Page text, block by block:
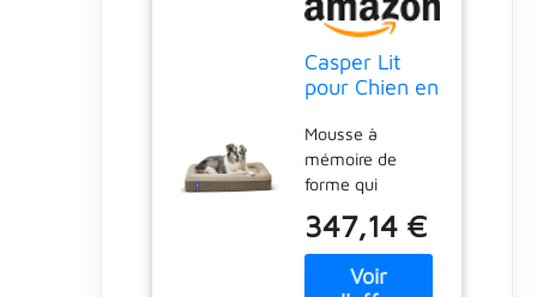
Casper Lit
pour Chien en
mémoire de
Forme -
Sable - 88,9
x 114,3 x
17,8 cm (L x l
x H)
Mousse à
mémoire de
forme qui
pression et
mousse de
soutien durable
347,14 €